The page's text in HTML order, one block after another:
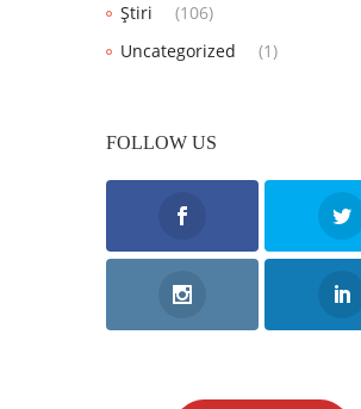
Știri
(106)
Uncategorized
(1)
FOLLOW US